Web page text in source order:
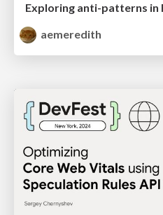
Exploring anti-patterns in
aemeredith